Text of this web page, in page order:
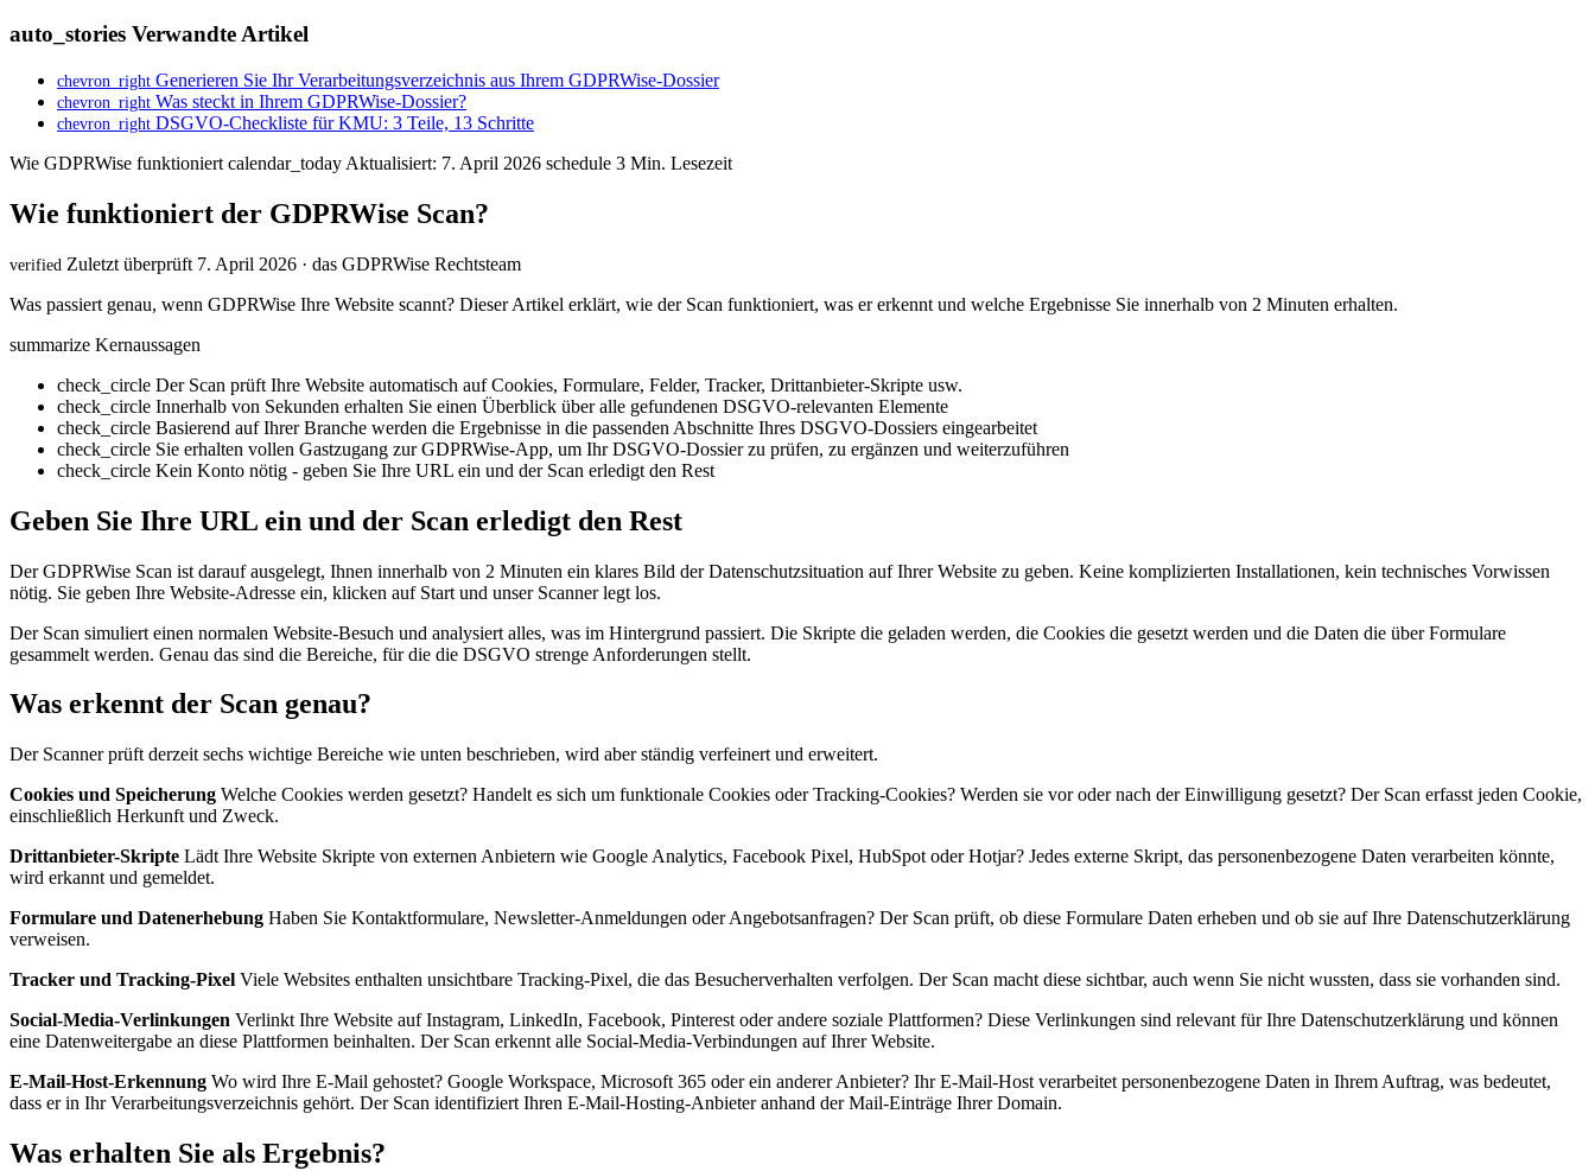
auto_stories Verwandte Artikel
chevron_right Generieren Sie Ihr Verarbeitungsverzeichnis aus Ihrem GDPRWise-Dossier
chevron_right Was steckt in Ihrem GDPRWise-Dossier?
chevron_right DSGVO-Checkliste für KMU: 3 Teile, 13 Schritte
Wie GDPRWise funktioniert calendar_today Aktualisiert: 7. April 2026 schedule 3 Min. Lesezeit
Wie funktioniert der GDPRWise Scan?
verified Zuletzt überprüft 7. April 2026 · das GDPRWise Rechtsteam
Was passiert genau, wenn GDPRWise Ihre Website scannt? Dieser Artikel erklärt, wie der Scan funktioniert, was er erkennt und welche Ergebnisse Sie innerhalb von 2 Minuten erhalten.
summarize Kernaussagen
check_circle Der Scan prüft Ihre Website automatisch auf Cookies, Formulare, Felder, Tracker, Drittanbieter-Skripte usw.
check_circle Innerhalb von Sekunden erhalten Sie einen Überblick über alle gefundenen DSGVO-relevanten Elemente
check_circle Basierend auf Ihrer Branche werden die Ergebnisse in die passenden Abschnitte Ihres DSGVO-Dossiers eingearbeitet
check_circle Sie erhalten vollen Gastzugang zur GDPRWise-App, um Ihr DSGVO-Dossier zu prüfen, zu ergänzen und weiterzuführen
check_circle Kein Konto nötig - geben Sie Ihre URL ein und der Scan erledigt den Rest
Geben Sie Ihre URL ein und der Scan erledigt den Rest
Der GDPRWise Scan ist darauf ausgelegt, Ihnen innerhalb von 2 Minuten ein klares Bild der Datenschutzsituation auf Ihrer Website zu geben. Keine komplizierten Installationen, kein technisches Vorwissen
nötig. Sie geben Ihre Website-Adresse ein, klicken auf Start und unser Scanner legt los.
Der Scan simuliert einen normalen Website-Besuch und analysiert alles, was im Hintergrund passiert. Die Skripte die geladen werden, die Cookies die gesetzt werden und die Daten die über Formulare
gesammelt werden. Genau das sind die Bereiche, für die die DSGVO strenge Anforderungen stellt.
Was erkennt der Scan genau?
Der Scanner prüft derzeit sechs wichtige Bereiche wie unten beschrieben, wird aber ständig verfeinert und erweitert.
Cookies und Speicherung Welche Cookies werden gesetzt? Handelt es sich um funktionale Cookies oder Tracking-Cookies? Werden sie vor oder nach der Einwilligung gesetzt? Der Scan erfasst jeden Cookie,
einschließlich Herkunft und Zweck.
Drittanbieter-Skripte Lädt Ihre Website Skripte von externen Anbietern wie Google Analytics, Facebook Pixel, HubSpot oder Hotjar? Jedes externe Skript, das personenbezogene Daten verarbeiten könnte,
wird erkannt und gemeldet.
Formulare und Datenerhebung Haben Sie Kontaktformulare, Newsletter-Anmeldungen oder Angebotsanfragen? Der Scan prüft, ob diese Formulare Daten erheben und ob sie auf Ihre Datenschutzerklärung
verweisen.
Tracker und Tracking-Pixel Viele Websites enthalten unsichtbare Tracking-Pixel, die das Besucherverhalten verfolgen. Der Scan macht diese sichtbar, auch wenn Sie nicht wussten, dass sie vorhanden sind.
Social-Media-Verlinkungen Verlinkt Ihre Website auf Instagram, LinkedIn, Facebook, Pinterest oder andere soziale Plattformen? Diese Verlinkungen sind relevant für Ihre Datenschutzerklärung und können
eine Datenweitergabe an diese Plattformen beinhalten. Der Scan erkennt alle Social-Media-Verbindungen auf Ihrer Website.
E-Mail-Host-Erkennung Wo wird Ihre E-Mail gehostet? Google Workspace, Microsoft 365 oder ein anderer Anbieter? Ihr E-Mail-Host verarbeitet personenbezogene Daten in Ihrem Auftrag, was bedeutet,
dass er in Ihr Verarbeitungsverzeichnis gehört. Der Scan identifiziert Ihren E-Mail-Hosting-Anbieter anhand der Mail-Einträge Ihrer Domain.
Was erhalten Sie als Ergebnis?